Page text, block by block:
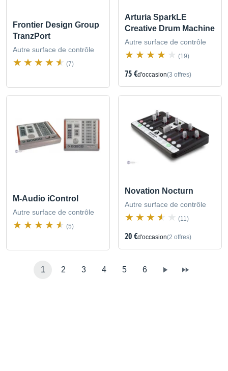
Frontier Design Group
TranzPort
Autre surface de contrôle
(7)
Arturia SparkLE
Creative Drum Machine
Autre surface de contrôle
(19)
75 €d'occasion(3 offres)
M-Audio iControl
Autre surface de contrôle
(5)
Novation Nocturn
Autre surface de contrôle
(11)
20 €d'occasion(2 offres)
1 2 3 4 5 6